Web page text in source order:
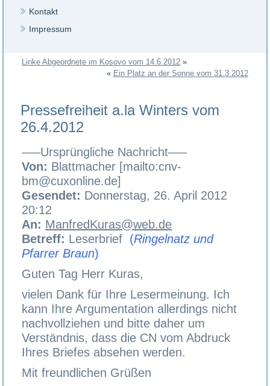
Kontakt
Impressum
Linke Abgeordnete im Kosovo vom 14.6.2012 »
« Ein Platz an der Sonne vom 31.3.2012
Pressefreiheit a.la Winters vom
26.4.2012
—–Ursprüngliche Nachricht—–
Von: Blattmacher [mailto:cnv-
bm@cuxonline.de]
Gesendet: Donnerstag, 26. April 2012
20:12
An: ManfredKuras@web.de
Betreff: Leserbrief (Ringelnatz und
Pfarrer Braun)
Guten Tag Herr Kuras,
vielen Dank für Ihre Lesermeinung. Ich
kann Ihre Argumentation allerdings nicht
nachvollziehen und bitte daher um
Verständnis, dass die CN vom Abdruck
Ihres Briefes absehen werden.
Mit freundlichen Grüßen